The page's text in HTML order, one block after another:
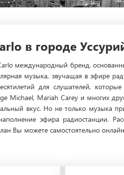
в городе
международный бренд,
музыка, звучащая в эфире
для слушателей,
Michael, Mariah Carey и многих
вкус. Но не только музыка
эфира радиостанции.
Вы можете самостоятельно